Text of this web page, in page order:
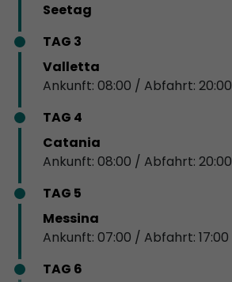
Seetag
TAG 3
Valletta
Ankunft: 08:00 / Abfahrt: 20:00
TAG 4
Catania
Ankunft: 08:00 / Abfahrt: 20:00
TAG 5
Messina
Ankunft: 07:00 / Abfahrt: 17:00
TAG 6